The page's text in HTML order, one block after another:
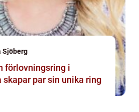
Sjöberg
förlovningsring i
så skapar par sin unika ring